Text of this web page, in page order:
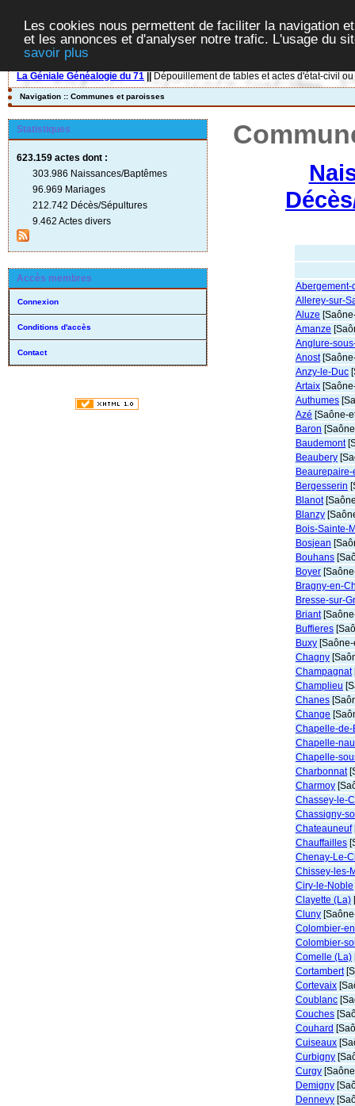
Les cookies nous permettent de faciliter la navigation
et les annonces et d'analyser notre trafic. L'usage du
savoir plus
La Géniale Généalogie du 71 Dépouillement de tables et actes d'état-civil
Navigation :: Communes et paroisses
Statistiques
623.159 actes dont :
303.986 Naissances/Baptêmes
96.969 Mariages
212.742 Décès/Sépultures
9.462 Actes divers
Accès membres
Connexion
Conditions d'accès
Contact
Abergement-
Allerey-sur-
Aluze
Amanze
Anglure-
Anost
Anzy-le-Duc
Artaix
Authumes
Azé [Saône-
Baron
Baudemont
Beaubery
Bergesserin
Blanot
Blanzy
Bois-Sainte-
Bosjean
Bouhans
Boyer
Bragny-en-
Bresse-sur-
Briant
Buffieres
Buxy
Chagny
Champagnat
Champlieu
Chanes
Change
Chapelle-de-
Chapelle-
Chapelle-
Charbonnat
Charmoy
Chassey-le-
Chassigny-
Chateauneuf
Chauffailles
Chenay-Le-
Chissey-les-
Ciry-le-Noble
Clayette (La)
Cluny
Colombier-
Colombier-
Comelle (La)
Cortambert
Cortevaix
Coublanc
Couches
Couhard
Cuiseaux
Curbigny
Curgy
Demigny
Dennevy